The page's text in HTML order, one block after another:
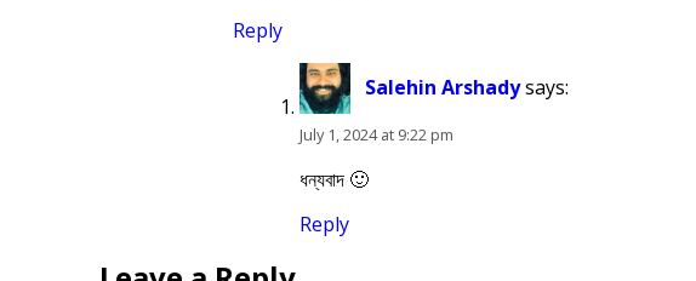
Reply
Salehin Arshadysays:
July 1, 2024 at 9:22 pm
ধন্যবাদ 🙂
Reply